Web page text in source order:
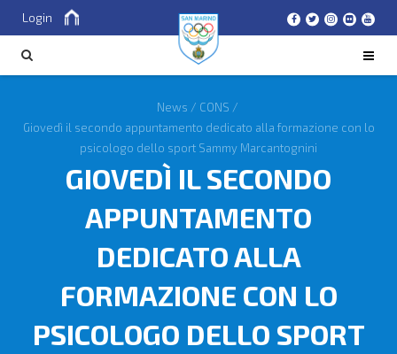
Login
News / CONS /
Giovedì il secondo appuntamento dedicato alla formazione con lo
psicologo dello sport Sammy Marcantognini
GIOVEDÌ IL SECONDO
APPUNTAMENTO
DEDICATO ALLA
FORMAZIONE CON LO
PSICOLOGO DELLO SPORT